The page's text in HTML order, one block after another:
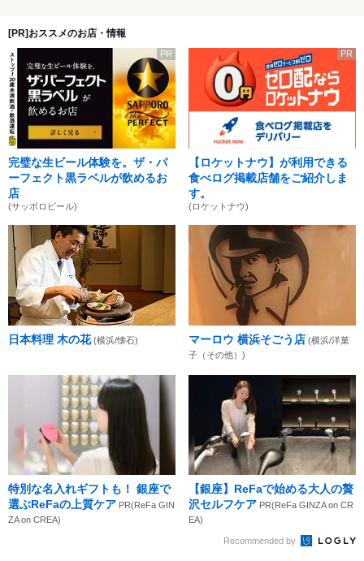
[PR]おススメのお店・情報
PR
完璧な生ビール体験を。ザ・パ
ーフェクト黒ラベルが飲めるお
店
(サッポロビール)
PR
【ロケットナウ】が利用できる
食べログ掲載店舗をご紹介しま
す。
(ロケットナウ)
日本料理 木の花 (横浜/懐石) マーロウ 横浜そごう店 (横浜/洋菓
子（その他）)
特別な名入れギフトも！ 銀座で
選ぶReFaの上質ケア PR(ReFa GIN
ZA on CREA)
【銀座】ReFaで始める大人の贅
沢セルフケア PR(ReFa GINZA on CR
EA)
Recommended by